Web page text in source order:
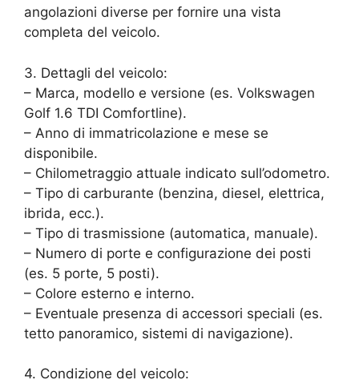
angolazioni diverse per fornire una vista
completa del veicolo.
3. Dettagli del veicolo:
– Marca, modello e versione (es. Volkswagen
Golf 1.6 TDI Comfortline).
– Anno di immatricolazione e mese se
disponibile.
– Chilometraggio attuale indicato sull’odometro.
– Tipo di carburante (benzina, diesel, elettrica,
ibrida, ecc.).
– Tipo di trasmissione (automatica, manuale).
– Numero di porte e configurazione dei posti
(es. 5 porte, 5 posti).
– Colore esterno e interno.
– Eventuale presenza di accessori speciali (es.
tetto panoramico, sistemi di navigazione).
4. Condizione del veicolo: